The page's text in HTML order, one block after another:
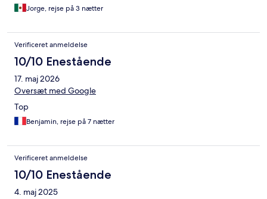
Jorge, rejse på 3 nætter
Verificeret anmeldelse
10/10 Enestående
17. maj 2026
Oversæt med Google
Top
Benjamin, rejse på 7 nætter
Verificeret anmeldelse
10/10 Enestående
4. maj 2025